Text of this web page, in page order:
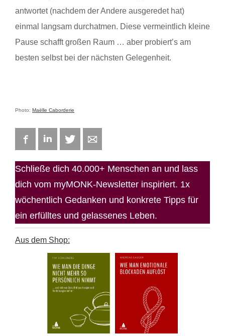
antwortet (nachdem der Andere ausgeredet hat)
einmal langsam durchatmen. Diese vermeintlich kleine
Pause schafft großen Raum … aber probiert’s am
besten selbst bei der nächsten Gelegenheit.
Photo: Maëlle Caborderie
FacebookLinkedIn Twitter
Schließe dich 40.000+ Menschen an und lass
dich vom myMONK-Newsletter inspiriert. 1x
wöchentlich Gedanken und konkrete Tipps für
ein erfülltes und gelassenes Leben.
Aus dem Shop: